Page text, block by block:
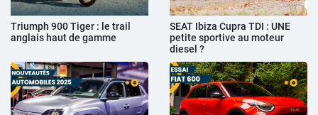
Triumph 900 Tiger : le trail
anglais haut de gamme
SEAT Ibiza Cupra TDI : UNE
petite sportive au moteur
diesel ?